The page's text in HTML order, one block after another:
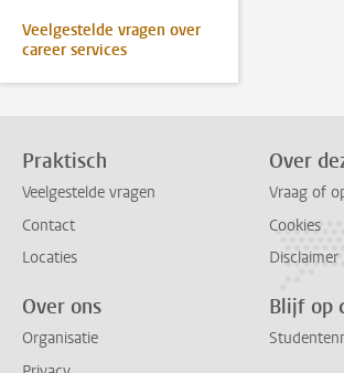
Veelgestelde vragen over
career services
Praktisch
Veelgestelde vragen
Contact
Locaties
Over
Vraag of
Cookies
Disclaimer
Over ons
Organisatie
Blijf op